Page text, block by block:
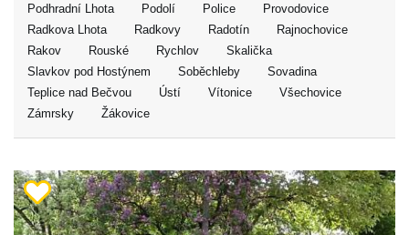
Podhradní Lhota
Podolí Police
Provodovice
Radkova Lhota
Radkovy Radotín
Rajnochovice
Rakov
Rouské Rychlov
Skalička
Slavkov pod Hostýnem
Soběchleby
Sovadina
Teplice nad Bečvou
Ústí Vítonice
Všechovice
Zámrsky
Žákovice